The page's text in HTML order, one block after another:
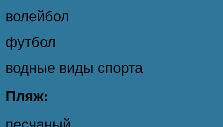
волейбол
футбол
водные виды спорта
Пляж: